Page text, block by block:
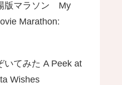
版マラソン My
Marathon:
いてみた A Peek at
Wishes